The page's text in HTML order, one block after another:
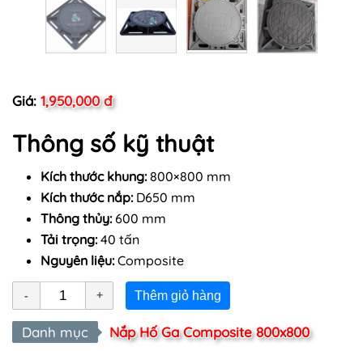
Giá: 1,950,000 đ
Thông số kỹ thuật
Kích thước khung:800×800 mm
Kích thước nắp:D650 mm
Thông thủy:600 mm
Tải trọng:40 tấn
Nguyên liệu:Composite
Thêm giỏ hàng
Danh mục Nắp Hố Ga Composite 800x800